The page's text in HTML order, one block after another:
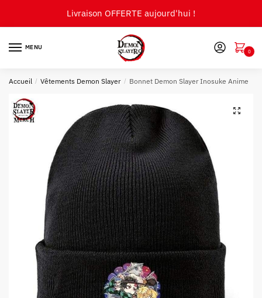
Livraison OFFERTE aujourd'hui !
MENU
0
Accueil / Vêtements Demon Slayer / Bonnet Demon Slayer Inosuke Anime
🔍